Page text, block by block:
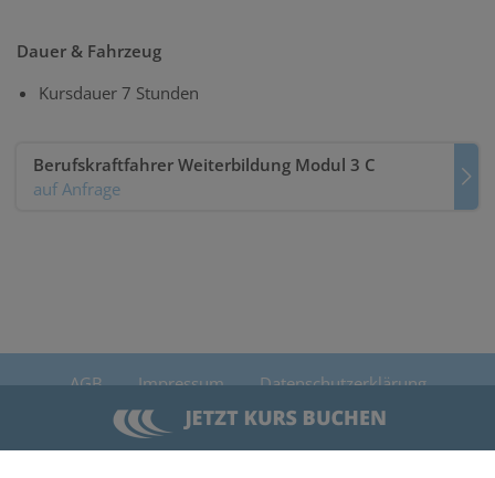
Dauer & Fahrzeug
Kursdauer 7 Stunden
Berufskraftfahrer Weiterbildung Modul 3 C
auf Anfrage
AGB Impressum
Datenschutzerklärung
Cookie-Einstellungen